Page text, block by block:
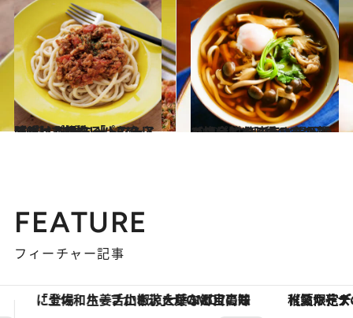
2022.10.20
【さっと作れるパスタレシピ】 味噌ミートソースのっけパスタ 「トマトと味噌って相性いいんです」
グルメ 2022.10.19
【ほっとするあったか麺レシピ】 きのこと温玉のっけうどん 3種のきのこで複合的な味わいに！
グルメ
FEATURE
フィーチャー記事
【夏限定ディナーコース】旬を迎える稚鮎や花ズッキーニなどをイタリア・トスカーナの郷土料理の手法で満喫！ ヴァシュロン・コンスタンタ